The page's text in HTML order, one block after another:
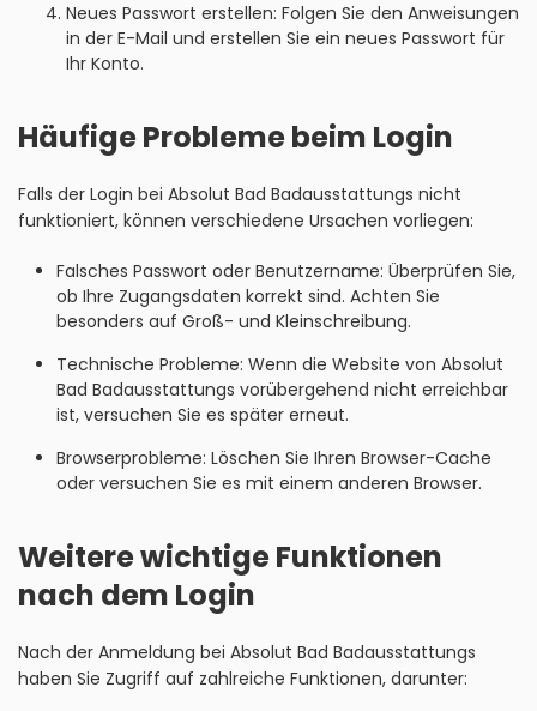
Neues Passwort erstellen: Folgen Sie den Anweisungen
in der E-Mail und erstellen Sie ein neues Passwort für
Ihr Konto.
Häufige Probleme beim Login
Falls der Login bei Absolut Bad Badausstattungs nicht
funktioniert, können verschiedene Ursachen vorliegen:
Falsches Passwort oder Benutzername: Überprüfen Sie,
ob Ihre Zugangsdaten korrekt sind. Achten Sie
besonders auf Groß- und Kleinschreibung.
Technische Probleme: Wenn die Website von Absolut
Bad Badausstattungs vorübergehend nicht erreichbar
ist, versuchen Sie es später erneut.
Browserprobleme: Löschen Sie Ihren Browser-Cache
oder versuchen Sie es mit einem anderen Browser.
Weitere wichtige Funktionen
nach dem Login
Nach der Anmeldung bei Absolut Bad Badausstattungs
haben Sie Zugriff auf zahlreiche Funktionen, darunter: